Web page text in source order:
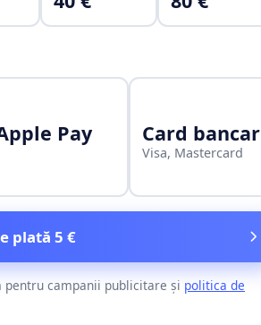
Pay Card bancar
Visa, Mastercard
plată 5 €
pentru campanii publicitare și politica de